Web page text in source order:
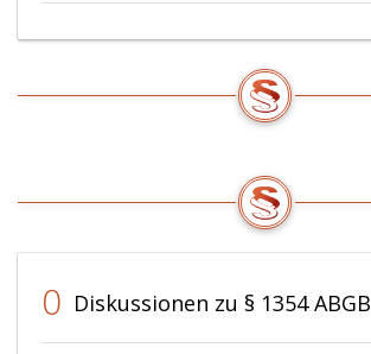
0 Diskussionen zu § 1354 ABGB